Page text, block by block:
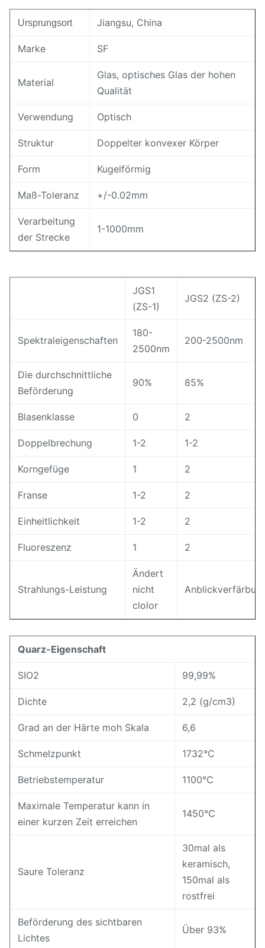
Ursprungsort Jiangsu, China
Marke SF
Material
Glas, optisches Glas der hohen
Qualität
Verwendung Optisch
Struktur Doppelter konvexer Körper
Form Kugelförmig
Maß-Toleranz +/-0.02mm
Verarbeitung
der Strecke
1-1000mm
JGS1
(ZS-1)
JGS2 (ZS-2)
Spektraleigenschaften
180-
2500nm
200-2500nm
Die durchschnittliche
Beförderung
90% 85%
Blasenklasse 0 2
Doppelbrechung 1-2 1-2
Korngefüge 1 2
Franse 1-2 2
Einheitlichkeit 1-2 2
Fluoreszenz 1 2
Strahlungs-Leistung
Ändert
nicht
clolor
Quarz-Eigenschaft
SIO2 99,99%
Dichte 2,2 (g/cm3)
Grad an der Härte moh Skala 6,6
Schmelzpunkt 1732℃
Betriebstemperatur 1100℃
Maximale Temperatur kann in
einer kurzen Zeit erreichen
1450℃
Saure Toleranz
30mal als
keramisch,
150mal als
rostfrei
Beförderung des sichtbaren
Lichtes
Über 93%